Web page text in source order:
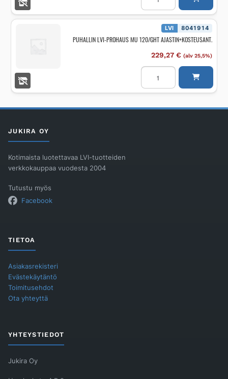
PROHAUS
MU
100/GHT
AJASTIN+KOSTEUSANT.
LVI 8041914
PUHALLIN LVI-PROHAUS MU 120/GHT AJASTIN+KOSTEUSANT.
229,27 € (alv 25,5%)
PUHALLIN
PROHAUS
MU
määrä
JUKIRA OY
Kotimaista luotettavaa LVI-tuotteiden
verkkokauppaa vuodesta 2004
Tutustu myös
Facebook
TIETOA
Asiakasrekisteri
Evästekäytäntö
Toimitusehdot
Ota yhteyttä
YHTEYSTIEDOT
Jukira Oy